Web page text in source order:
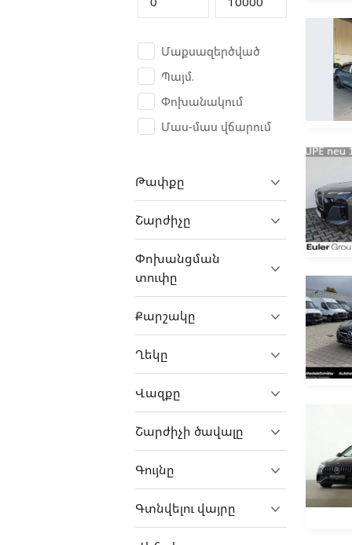
Daihatsu
Denza
DFSK
Dodge
Eagle
Exeed
Fangchengbao
Farizon
FAW
Ferrari
Fiat
Ford
Foton
Geely
Մաքսազերծված
Պայմ.
Փոխանակում
Մաս-մաս վճարում
Թափքը
Շարժիչը
Փոխանցման
տուփը
Քարշակը
Ղեկը
Վազքը
Շարժիչի ծավալը
Գույնը
Գտնվելու վայրը